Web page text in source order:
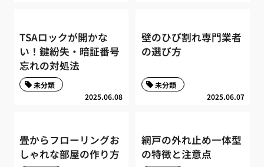
TSAロックが開かな
い！鍵紛失・暗証番号
忘れの対処法
2025.06.08
未分類
壁のひび割れ専門業者
の選び方
2025.06.07
未分類
畳からフローリングお
しゃれな部屋の作り方
網戸の外れ止め一体型
の特徴と注意点